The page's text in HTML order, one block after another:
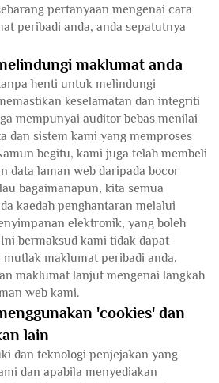
pertanyaan mengenai cara
peribadi anda, anda sepatutnya
maklumat anda
henti untuk melindungi
keselamatan dan integriti
mempunyai auditor bebas menilai
dan sistem kami yang memproses
begitu, kami juga telah membeli
data laman web daripada bocor
bagaimanapun, kita semua
kaedah penghantaran melalui
elektronik, yang boleh
bermaksud kami tidak dapat
maklumat peribadi anda.
maklumat lanjut mengenai langkah
web kami.
'cookies' dan
lain
dan teknologi penjejakan yang
dan apabila menyediakan